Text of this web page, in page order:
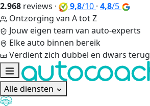
2.968 reviews · 9,8/10 · 4,8/5
Ontzorging van A tot Z
Jouw eigen team van auto-experts
Elke auto binnen bereik
Verdient zich dubbel en dwars terug
Alle diensten